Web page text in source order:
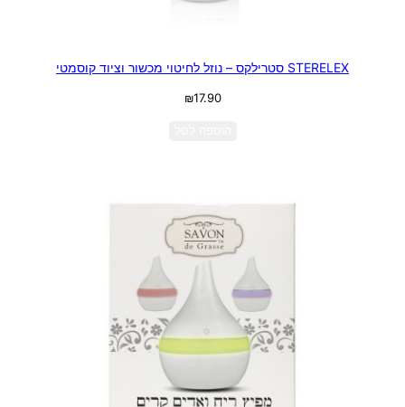
STERELEX סטרילקס – נוזל לחיטוי מכשור וציוד קוסמטי
₪17.90